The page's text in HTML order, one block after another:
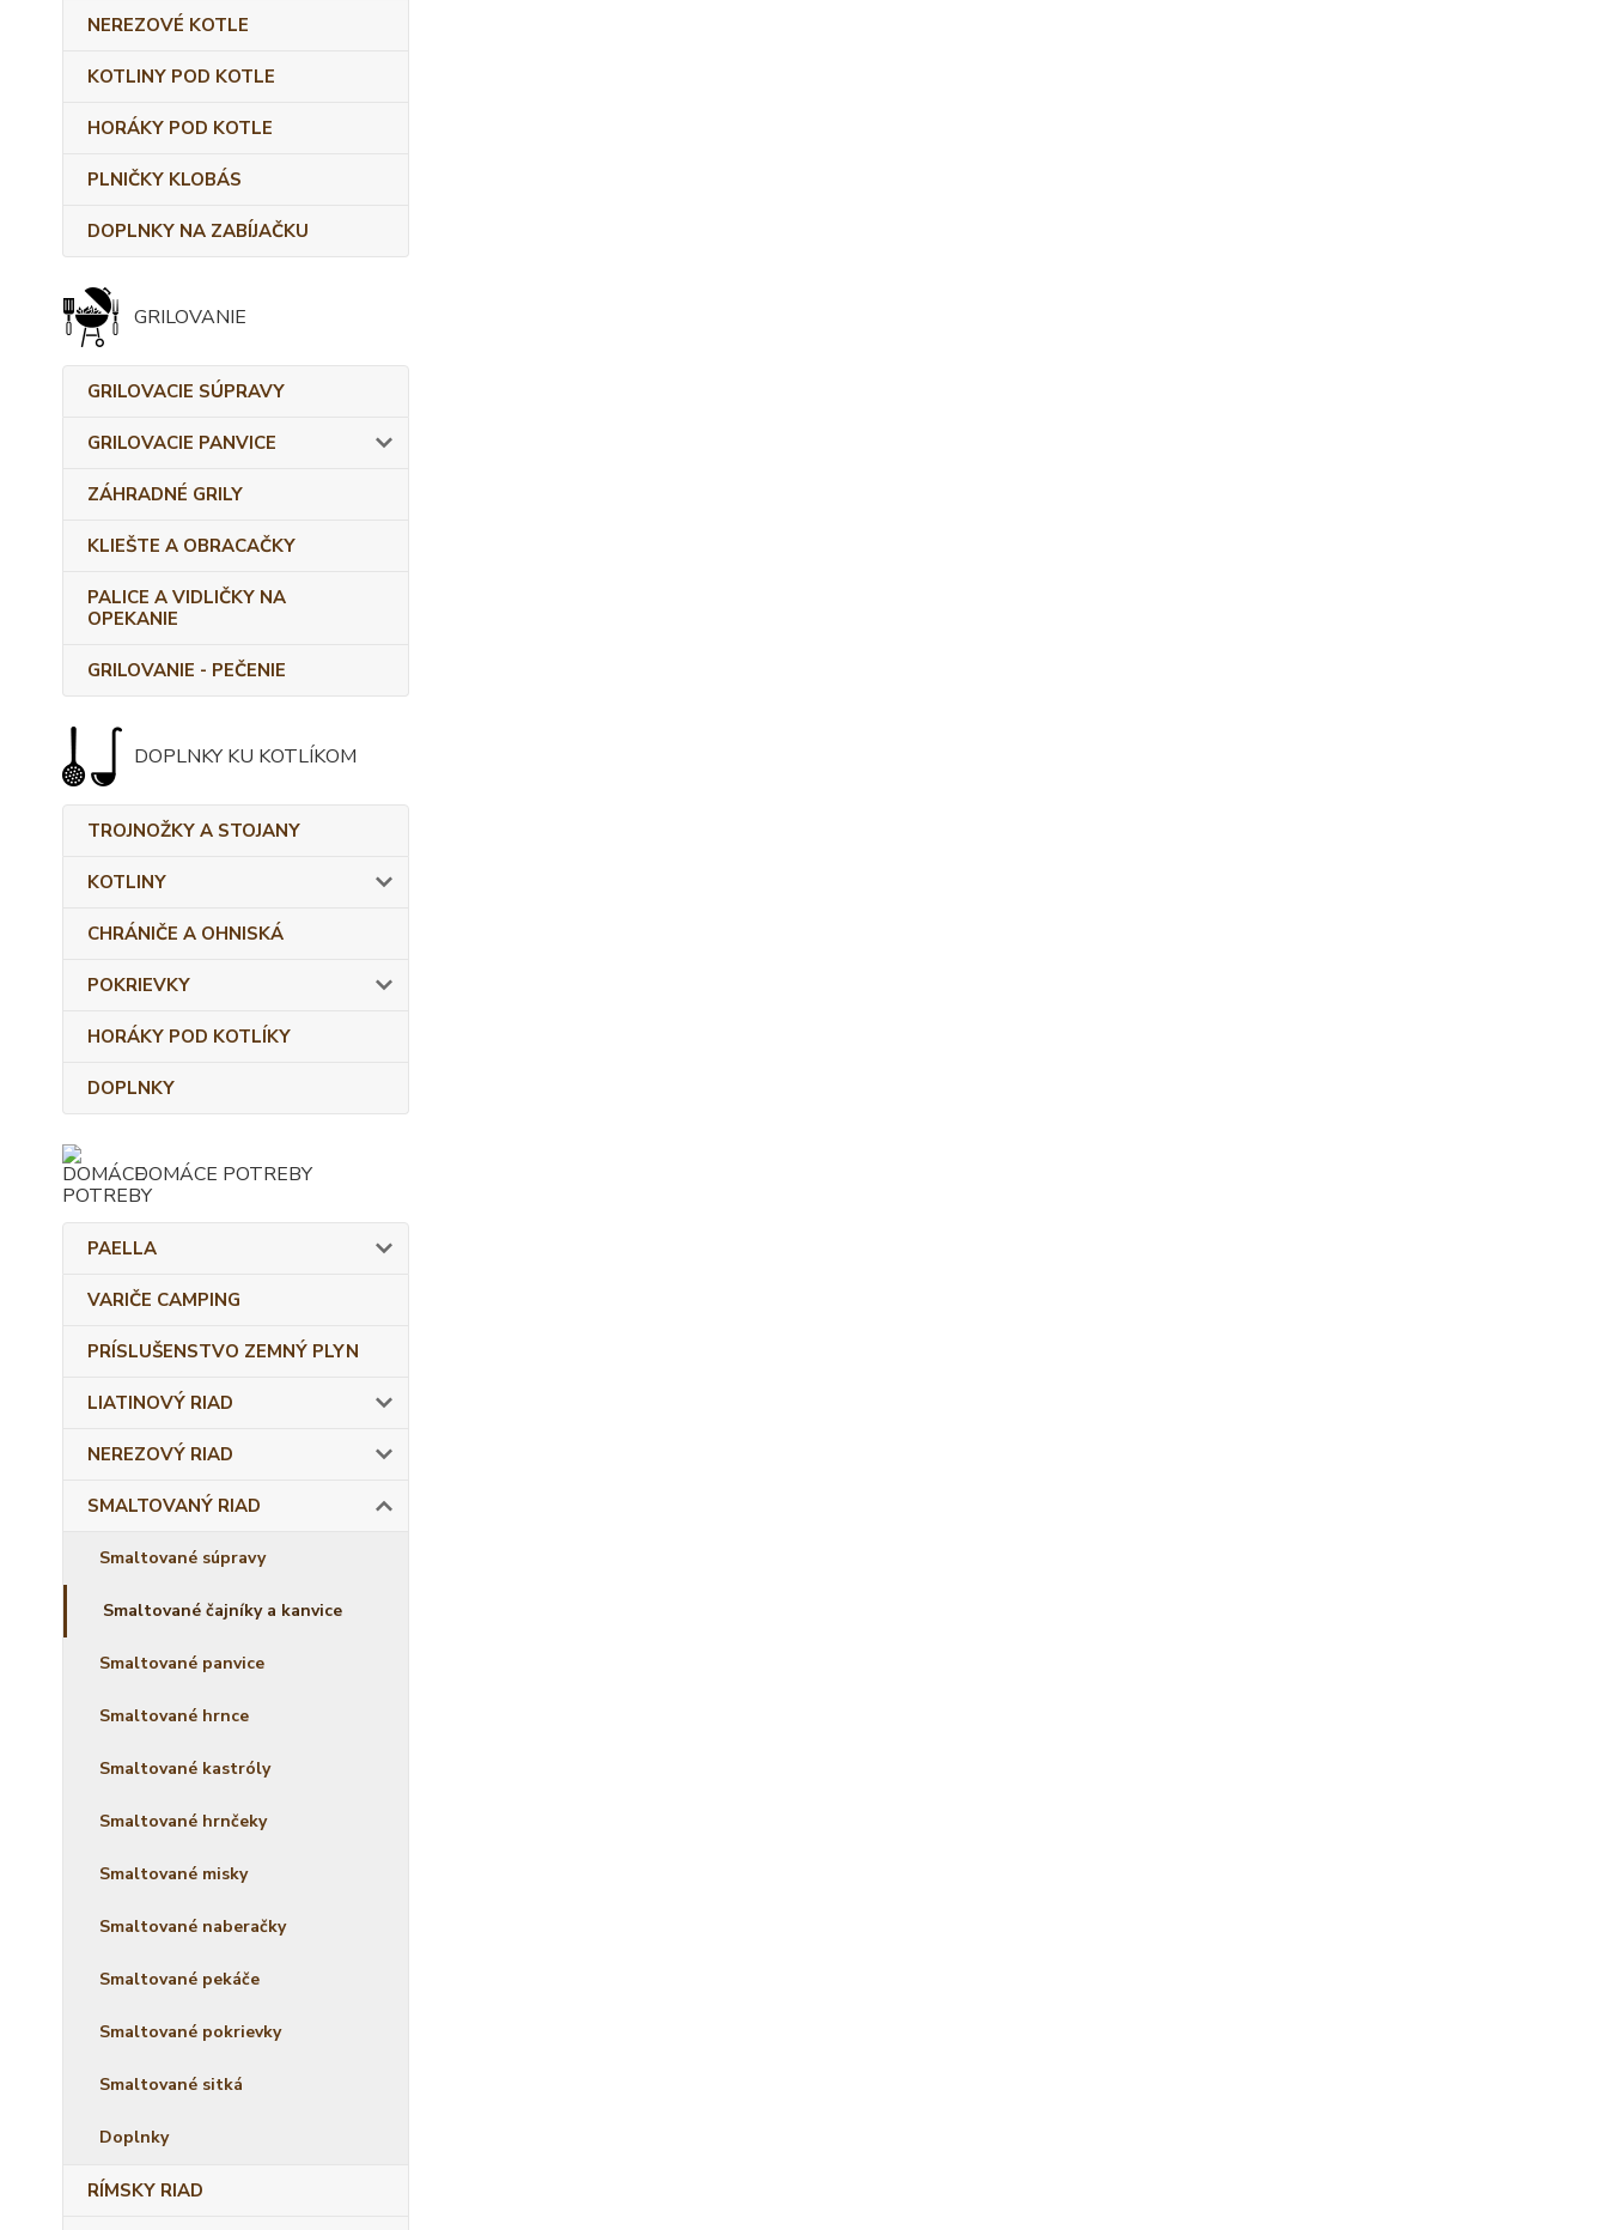
NEREZOVÉ KOTLE
KOTLINY POD KOTLE
HORÁKY POD KOTLE
PLNIČKY KLOBÁS
DOPLNKY NA ZABÍJAČKU
GRILOVANIE
GRILOVACIE SÚPRAVY
GRILOVACIE PANVICE
ZÁHRADNÉ GRILY
KLIEŠTE A OBRACAČKY
PALICE A VIDLIČKY NA
OPEKANIE
GRILOVANIE - PEČENIE
DOPLNKY KU KOTLÍKOM
TROJNOŽKY A STOJANY
KOTLINY
CHRÁNIČE A OHNISKÁ
POKRIEVKY
HORÁKY POD KOTLÍKY
DOPLNKY
DOMÁCE POTREBY
PAELLA
VARIČE CAMPING
PRÍSLUŠENSTVO ZEMNÝ PLYN
LIATINOVÝ RIAD
NEREZOVÝ RIAD
SMALTOVANÝ RIAD
Smaltované súpravy
Smaltované čajníky a kanvice
Smaltované panvice
Smaltované hrnce
Smaltované kastróly
Smaltované hrnčeky
Smaltované misky
Smaltované naberačky
Smaltované pekáče
Smaltované pokrievky
Smaltované sitká
Doplnky
RÍMSKY RIAD